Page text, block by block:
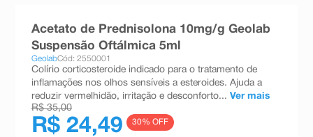
Acetato de Prednisolona 10mg/g Geolab
Suspensão Oftálmica 5ml
GeolabCód: 2550001
Colírio corticosteroide indicado para o tratamento de
inflamações nos olhos sensíveis a esteroides. Ajuda a
reduzir vermelhidão, irritação e desconforto... Ver mais
R$ 35,00
R$ 24,49 30% OFF
teste gravidez
10ºesmalte